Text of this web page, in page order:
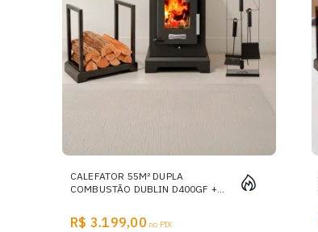
CALEFATOR 55M² DUPLA
COMBUSTÃO DUBLIN D400GF +
PORTA LENHAS PL500CP
R$ 3.199,00 no PIX